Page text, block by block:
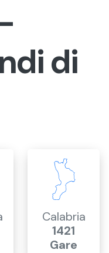
di
Calabria
1421
Gare